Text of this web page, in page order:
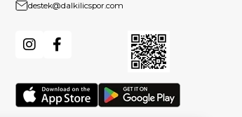
destek@dalkilicspor.com